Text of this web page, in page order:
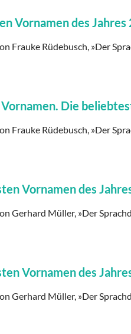
Vornamen des Jahres
Frauke Rüdebusch, »Der
Vornamen. Die
Frauke Rüdebusch, »Der
Vornamen des
Gerhard Müller, »Der
Vornamen des
Gerhard Müller, »Der